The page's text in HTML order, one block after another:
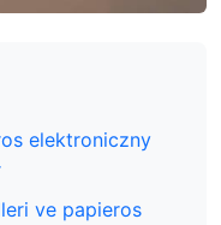
elektroniczny
ve papieros